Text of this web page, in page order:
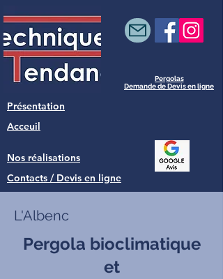
Demande de Devis en ligne
Pergolas
Présentation
Nos réalisations
Contacts / Devis en ligne
Acceuil
L'Albenc
Pergola bioclimatique
et